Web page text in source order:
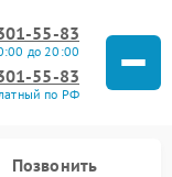
55-83
до 20:00
55-83
по РФ
Позвонить